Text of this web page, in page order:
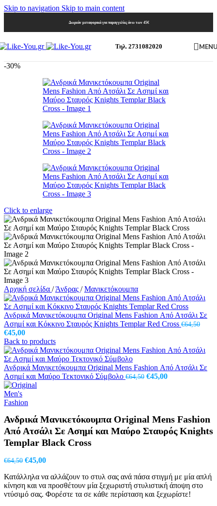
Skip to navigation Skip to main content
Δωρεάν μεταφορικά για παραγγελίες άνω των 45€
Τηλ. 2731082020
-30%
Click to enlarge
Αρχική σελίδα / Άνδρας / Μανικετόκουμπα
Ανδρικά Μανικετόκουμπα Original Mens Fashion Από Ατσάλι Σε
Ασημί και Κόκκινο Σταυρός Knights Templar Red Cross €64,50
Original
price
was:
€64,50.
€45,00Η
τρέχουσα
τιμή
είναι:
€45,00.
Back to products
Ανδρικά Μανικετόκουμπα Original Mens Fashion Από Ατσάλι Σε
Ασημί και Μαύρο Τεκτονικό Σύμβολο €64,50 Original
€45,00Η
Ανδρικά Μανικετόκουμπα Original Mens Fashion
Από Ατσάλι Σε Ασημί και Μαύρο Σταυρός Knights
Templar Black Cross
€64,50 Original
was:
€64,50.
€45,00Η
τιμή
είναι:
€45,00.
Κατάλληλα να αλλάζουν το στυλ σας ανά πάσα στιγμή με μία απλή
κίνηση και να προσθέτουν μία ξεχωριστή στυλιστική άποψη στο
ντύσιμό σας. Φορέστε τα σε κάθε περίσταση και ξεχωρίστε!